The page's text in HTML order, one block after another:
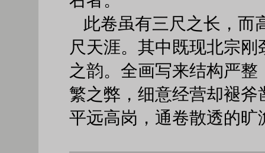
此卷虽有三尺之长，而
尺天涯。其中既现北宗
之韵。全画写来结构严
繁之弊，细意经营却褪
平远高岗，通卷散透的